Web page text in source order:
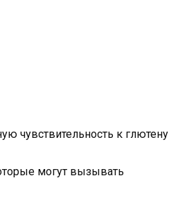
чувствительность к глютену
могут вызывать